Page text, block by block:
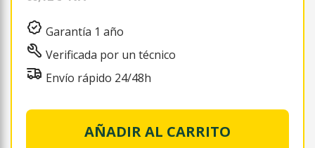
Garantía 1 año
Verificada por un técnico
Envío rápido 24/48h
AÑADIR AL CARRITO